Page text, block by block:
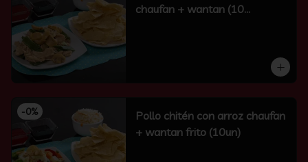
chaufan + wantan (10
-0%
Pollo chitén con arroz chaufan
+ wantan frito (10un)